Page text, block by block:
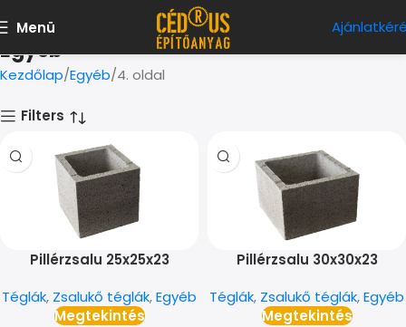
Menü
Egyéb
Kezdőlap Egyéb 4. oldal
Filters
Pillérzsalu 25x25x23
Téglák, Zsalukő téglák,Egyéb
Megtekintés
Pillérzsalu 30x30x23
Téglák, Zsalukő téglák,Egyéb
Megtekintés